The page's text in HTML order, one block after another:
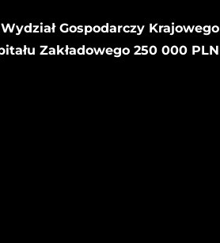
Gospodarczy Krajowego
Zakładowego 250 000 PLN